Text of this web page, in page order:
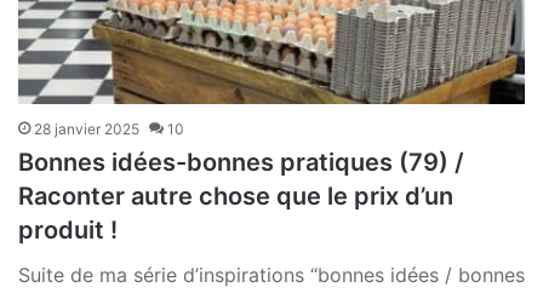
28 janvier 2025 10
Bonnes idées-bonnes pratiques (79) /
Raconter autre chose que le prix d’un
produit !
Suite de ma série d’inspirations “bonnes idées / bonnes